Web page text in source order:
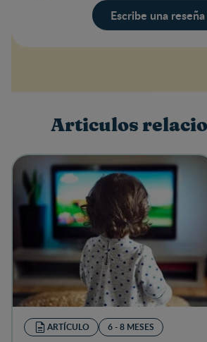
Escribe una reseña
Escribe una reseña
Articulos
ARTÍCULO 6 - 8 MESES